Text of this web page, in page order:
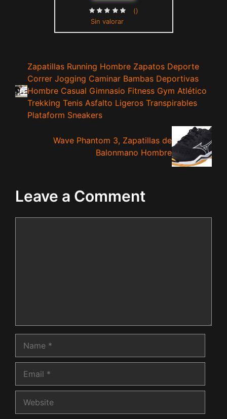
Sin valorar
()
Zapatillas Running Hombre Zapatos Deporte
Correr Jogging Caminar Bambas Deportivas
Hombre Casual Gimnasio Fitness Gym Atlético
Trekking Tenis Asfalto Ligeros Transpirables
Plataform Sneakers
Wave Phantom 3, Zapatillas de
Balonmano Hombre
Leave a Comment